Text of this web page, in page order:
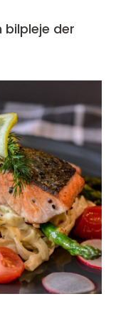
bilpleje der